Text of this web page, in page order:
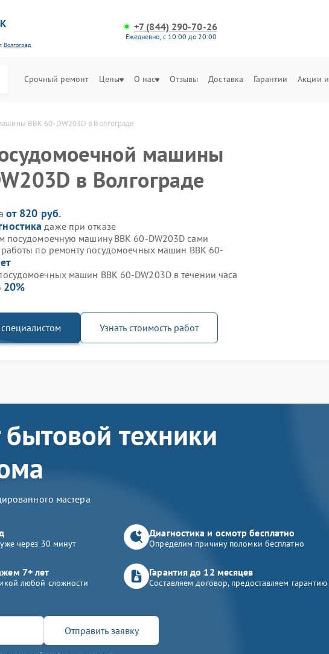
Волгоград
+7 (844) 290-70-26
Ежедневно, с 10:00 до 20:00
Срочный ремонт Цены О нас Отзывы Доставка Гарантии Акции
BBK 60-DW203D в Волгограде
машины
в Волгограде
от 820 руб.
даже при отказе
посудомоечную машину BBK 60-DW203D сами
по ремонту посудомоечных машин BBK 60-
машин BBK 60-DW203D в течении часа
20%
Узнать стоимость работ
техники
мастера
через 30 минут
Диагностика и осмотр бесплатно
Определим причину поломки бесплатно
7+ лет
любой сложности
Гарантия до 12 месяцев
Составляем договор, предоставляем гарантию
Отправить заявку